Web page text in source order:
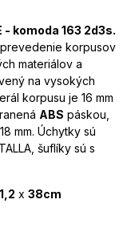
komoda 163 2d3s.
korpusov
materiálov a
na vysokých
korpusu je 16 mm
ABS páskou,
mm. Úchytky sú
šuflíky sú s
x 38cm